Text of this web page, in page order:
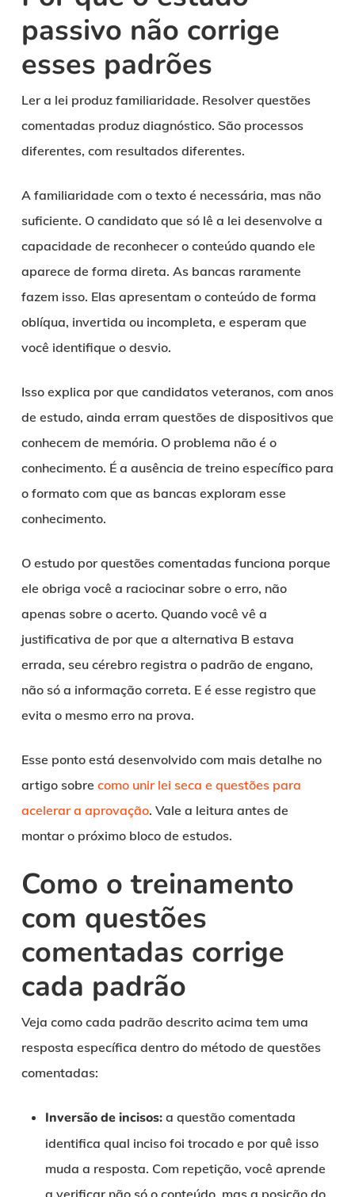
passivo não corrige
esses padrões
Ler a lei produz familiaridade. Resolver questões
comentadas produz diagnóstico. São processos
diferentes, com resultados diferentes.
A familiaridade com o texto é necessária, mas não
suficiente. O candidato que só lê a lei desenvolve a
capacidade de reconhecer o conteúdo quando ele
aparece de forma direta. As bancas raramente
fazem isso. Elas apresentam o conteúdo de forma
oblíqua, invertida ou incompleta, e esperam que
você identifique o desvio.
Isso explica por que candidatos veteranos, com anos
de estudo, ainda erram questões de dispositivos que
conhecem de memória. O problema não é o
conhecimento. É a ausência de treino específico para
o formato com que as bancas exploram esse
conhecimento.
O estudo por questões comentadas funciona porque
ele obriga você a raciocinar sobre o erro, não
apenas sobre o acerto. Quando você vê a
justificativa de por que a alternativa B estava
errada, seu cérebro registra o padrão de engano,
não só a informação correta. E é esse registro que
evita o mesmo erro na prova.
Esse ponto está desenvolvido com mais detalhe no
artigo sobre como unir lei seca e questões para
acelerar a aprovação. Vale a leitura antes de
montar o próximo bloco de estudos.
Como o treinamento
com questões
comentadas corrige
cada padrão
Veja como cada padrão descrito acima tem uma
resposta específica dentro do método de questões
comentadas:
Inversão de incisos:a questão comentada
identifica qual inciso foi trocado e por quê isso
muda a resposta. Com repetição, você aprende
a verificar não só o conteúdo, mas a posição do